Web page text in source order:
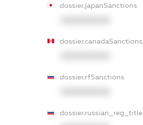
dossier.japanSanctions
dossier.canadaSanctions
dossier.rfSanctions
dossier.russian_reg_title